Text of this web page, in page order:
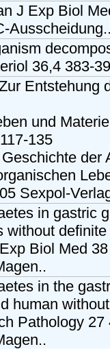
J Exp Biol
36,4 383-
Entstehung
und
135
der
Sexpol-
in gastric
without
Biol Med
in the
human
Pathology 27